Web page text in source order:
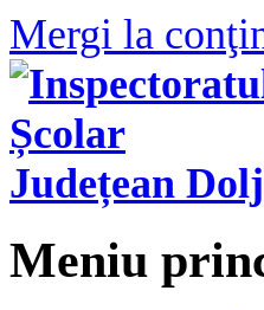
Mergi la
Meniu